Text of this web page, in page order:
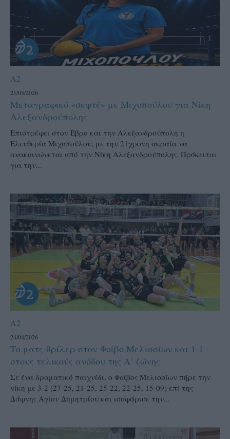
A2
21/05/2026
Μεταγραφικό «σεφτέ» με Μιχοπούλου για Νίκη
Αλεξανδρούπολης
Επιστρέφει στον Έβρο και την Αλεξανδρούπολη η
Ελευθερία Μιχοπούλου, με την 21χρονη ακραία να
ανακοινώνεται από την Νίκη Αλεξανδρούπολης. Πρόκειται
για την...
A2
24/04/2026
Το ματς-θρίλερ στον Φοίβο Μελισσίων και 1-1
στους τελικούς ανόδου της Α’ ζώνης
Σε ένα δραματικό παιχνίδι, ο Φοίβος Μελισσίων πήρε την
νίκη με 3-2 (27-25, 21-25, 25-22, 22-25, 15-09) επί της
Δάφνης Αγίου Δημητρίου και ισοφάρισε την...